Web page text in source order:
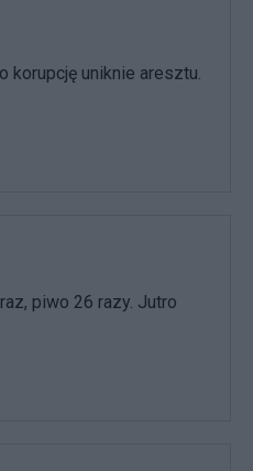
korupcję uniknie aresztu.
piwo 26 razy. Jutro